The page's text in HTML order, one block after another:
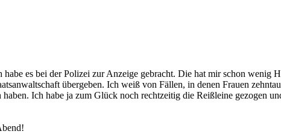
es bei der Polizei zur Anzeige gebracht. Die hat mir schon wenig
übergeben. Ich weiß von Fällen, in denen Frauen
Ich habe ja zum Glück noch rechtzeitig die Reißleine gezogen